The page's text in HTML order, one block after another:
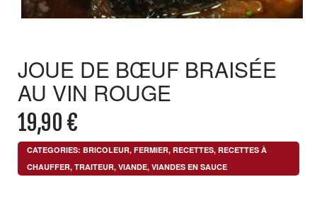
JOUE DE BŒUF BRAISÉE
AU VIN ROUGE
19,90 €
CATEGORIES: BRICOLEUR, FERMIER, RECETTES, RECETTES À
CHAUFFER, TRAITEUR, VIANDE, VIANDES EN SAUCE